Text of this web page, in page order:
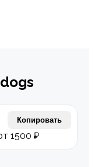
Копировать
1500 ₽